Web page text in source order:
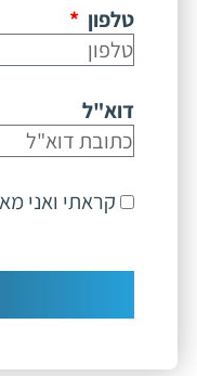
טלפון
דוא"ל
קראתי ואני